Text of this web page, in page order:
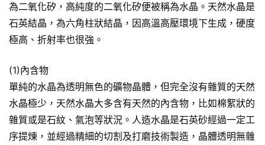
為二氧化矽，高純度的二氧化矽便被稱為水晶。天然水晶是
石英結晶，為六角柱狀結晶，因高溫高壓環境下生成，硬度
極高、折射率也很強。
(1)內含物
單純的水晶為透明無色的礦物晶體，但完全沒有雜質的天然
水晶極少，天然水晶大多含有天然的內含物，比如棉絮狀的
雜質或是石紋、氣泡等狀況。人造水晶是石英砂經過一定工
序提煉，並經過精細的切割及打磨技術製造，晶體透明無雜